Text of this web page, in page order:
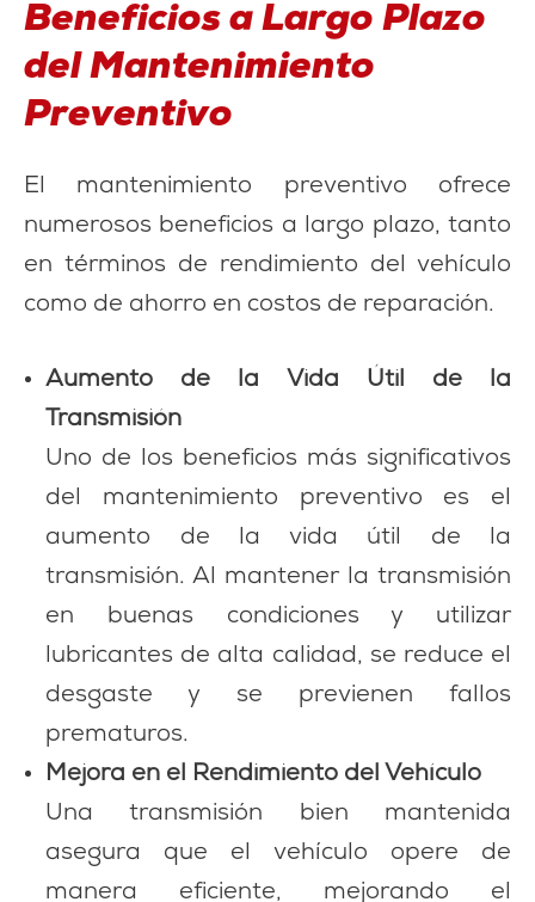
Beneficios a Largo Plazo
del Mantenimiento
Preventivo
El mantenimiento preventivo ofrece
numerosos beneficios a largo plazo, tanto
en términos de rendimiento del vehículo
como de ahorro en costos de reparación.
Aumento de la Vida Útil de la
Transmisión
Uno de los beneficios más significativos
del mantenimiento preventivo es el
aumento de la vida útil de la
transmisión. Al mantener la transmisión
en buenas condiciones y utilizar
lubricantes de alta calidad, se reduce el
desgaste y se previenen fallos
prematuros.
Mejora en el Rendimiento del Vehículo
Una transmisión bien mantenida
asegura que el vehículo opere de
manera eficiente, mejorando el